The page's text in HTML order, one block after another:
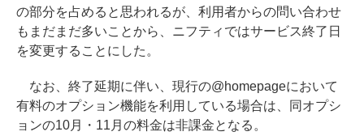
の部分を占めると思われるが、利用者からの問い合わせ
もまだまだ多いことから、ニフティではサービス終了日
を変更することにした。
なお、終了延期に伴い、現行の@homepageにおいて
有料のオプション機能を利用している場合は、同オプシ
ョンの10月・11月の料金は非課金となる。